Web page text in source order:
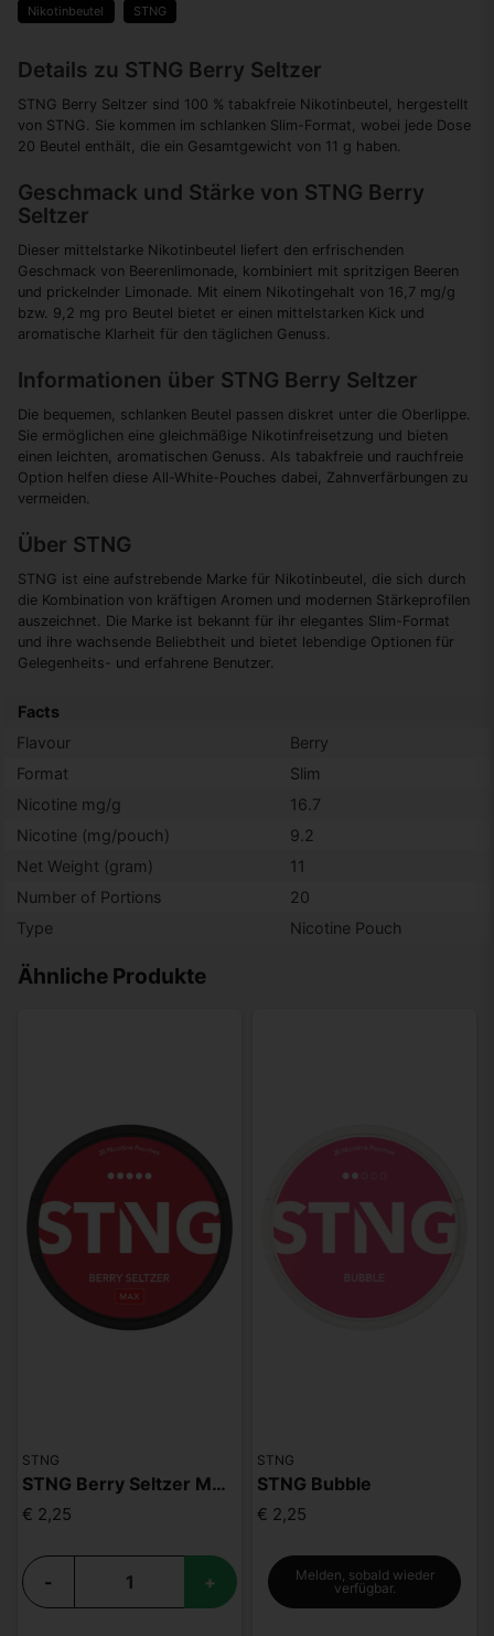
Ähnliche Produkte
STNG
STNG Berry Seltzer MAX (EN)
€ 2,25
- +
STNG
STNG Bubble
€ 2,25
Melden, sobald wieder
verfügbar.
Nikotinbeutel STNG
Details zu STNG Berry Seltzer
STNG Berry Seltzer sind 100 % tabakfreie Nikotinbeutel, hergestellt
von STNG. Sie kommen im schlanken Slim-Format, wobei jede Dose
20 Beutel enthält, die ein Gesamtgewicht von 11 g haben.
Geschmack und Stärke von STNG Berry
Seltzer
Dieser mittelstarke Nikotinbeutel liefert den erfrischenden
Geschmack von Beerenlimonade, kombiniert mit spritzigen Beeren
und prickelnder Limonade. Mit einem Nikotingehalt von 16,7 mg/g
bzw. 9,2 mg pro Beutel bietet er einen mittelstarken Kick und
aromatische Klarheit für den täglichen Genuss.
Informationen über STNG Berry Seltzer
Die bequemen, schlanken Beutel passen diskret unter die Oberlippe.
Sie ermöglichen eine gleichmäßige Nikotinfreisetzung und bieten
einen leichten, aromatischen Genuss. Als tabakfreie und rauchfreie
Option helfen diese All-White-Pouches dabei, Zahnverfärbungen zu
vermeiden.
Über STNG
STNG ist eine aufstrebende Marke für Nikotinbeutel, die sich durch
die Kombination von kräftigen Aromen und modernen Stärkeprofilen
auszeichnet. Die Marke ist bekannt für ihr elegantes Slim-Format
und ihre wachsende Beliebtheit und bietet lebendige Optionen für
Gelegenheits- und erfahrene Benutzer.
Facts
Flavour
Berry
Format
Slim
Nicotine mg/g
16.7
Nicotine (mg/pouch)
9.2
Net Weight (gram)
11
Number of Portions
20
Type
Nicotine Pouch